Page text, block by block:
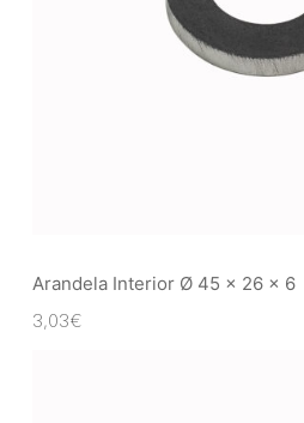
Arandela Interior Ø 45 x 26 x 6
3,03€